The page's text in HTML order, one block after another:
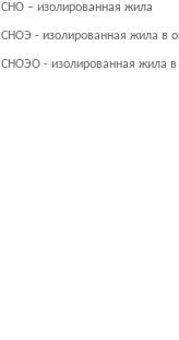
СНО – изолированная жила
СНОЭ - изолированная жила в
СНОЭО - изолированная жила в